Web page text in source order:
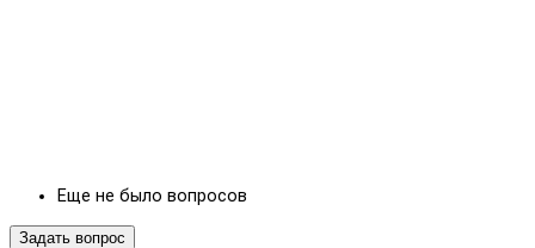
Еще не было вопросов
Задать вопрос